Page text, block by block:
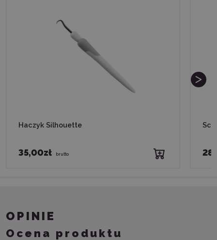
Haczyk Silhouette
35,00zł brutto
OPINIE
Ocena produktu